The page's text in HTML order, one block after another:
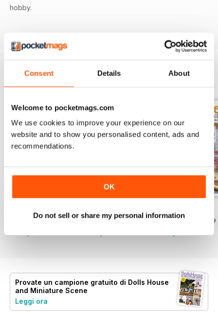
Consent Details About
Welcome to pocketmags.com
We use cookies to improve your experience on our
website and to show you personalised content, ads and
recommendations.
OK
Do not sell or share my personal information
hobby.
Acquista per€6,99
Acquista per€6,99
Acquista per
€6,99
Provate un campione gratuito di Dolls House
and Miniature Scene
Leggi ora